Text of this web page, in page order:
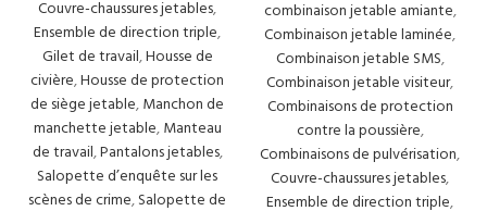
chaussures sont généralement jetables, ils peuvent s’épuiser
rapidement.
Service de qualité dans l’achat en
gros de couvre-chaussures
En tant qu’entreprise de vente en gros de couvre-chaussures à
Couvre-chaussures jetables,
Ensemble de direction triple,
Gilet de travail,Housse de
civière,Housse de protection
de siège jetable,Manchon de
manchette jetable,Manteau
de travail,Pantalons jetables,
Salopette d’enquête sur les
scènes de crime,Salopette de
combinaison jetable amiante,
Combinaison jetable laminée,
Combinaison jetable SMS,
Combinaison jetable visiteur,
Combinaisons de protection
contre la poussière,
Combinaisons de pulvérisation,
Couvre-chaussures jetables,
Ensemble de direction triple,